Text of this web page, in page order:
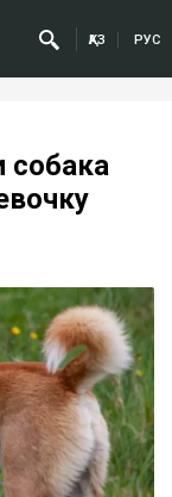
ҚАЗ РУС
собака